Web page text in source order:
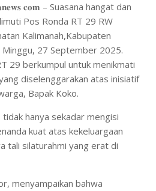
𝐜𝐨𝐦 – Suasana hangat dan
Pos Ronda RT 29 RW
Kalimanah,Kabupaten
27 September 2025.
29 berkumpul untuk menikmati
diselenggarakan atas inisiatif
Bapak Koko.
hanya sekadar mengisi
kuat atas kekeluargaan
tali silaturahmi yang erat di
menyampaikan bahwa